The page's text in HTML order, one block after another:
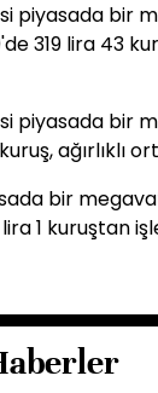
piyasada bir
319 lira 43
piyasada bir
ağırlıklı
bir
1 kuruştan